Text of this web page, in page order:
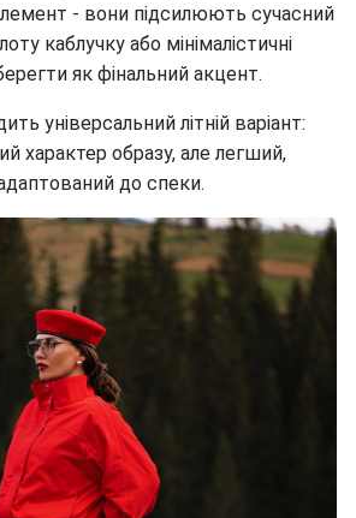
- вони підсилюють сучасний
каблучку або мінімалістичні
як фінальний акцент.
універсальний літній варіант:
характер образу, але легший,
до спеки.